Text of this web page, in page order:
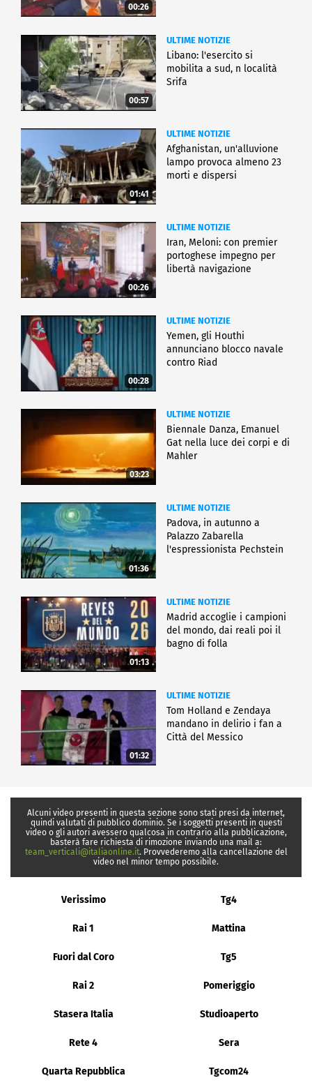
00:26
00:57
ULTIME NOTIZIE
Libano: l'esercito si
mobilita a sud, n località
Srifa
01:41
ULTIME NOTIZIE
Afghanistan, un'alluvione
lampo provoca almeno 23
morti e dispersi
00:26
ULTIME NOTIZIE
Iran, Meloni: con premier
portoghese impegno per
libertà navigazione
00:28
ULTIME NOTIZIE
Yemen, gli Houthi
annunciano blocco navale
contro Riad
03:23
ULTIME NOTIZIE
Biennale Danza, Emanuel
Gat nella luce dei corpi e di
Mahler
01:36
ULTIME NOTIZIE
Padova, in autunno a
Palazzo Zabarella
l'espressionista Pechstein
01:13
ULTIME NOTIZIE
Madrid accoglie i campioni
del mondo, dai reali poi il
bagno di folla
01:32
ULTIME NOTIZIE
Tom Holland e Zendaya
mandano in delirio i fan a
Città del Messico
Alcuni video presenti in questa sezione sono stati presi da internet,
quindi valutati di pubblico dominio. Se i soggetti presenti in questi
video o gli autori avessero qualcosa in contrario alla pubblicazione,
basterà fare richiesta di rimozione inviando una mail a:
team_verticali@italiaonline.it. Provvederemo alla cancellazione del
video nel minor tempo possibile.
Verissimo Tg4
Rai 1 Mattina
Fuori dal Coro Tg5
Rai 2 Pomeriggio
Stasera Italia Studioaperto
Rete 4 Sera
Quarta Repubblica Tgcom24